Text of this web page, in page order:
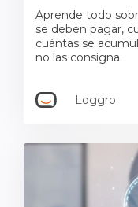
Aprende todo
se deben pagar,
cuántas se
no las consigna.
Loggro